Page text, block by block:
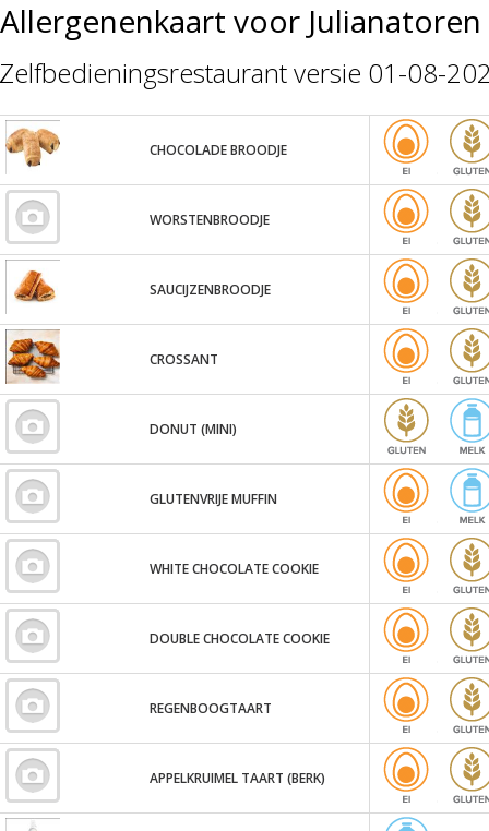
Allergenenkaart voor Julianatoren
Zelfbedieningsrestaurant versie 01-08-
CHOCOLADE BROODJE
WORSTENBROODJE
SAUCIJZENBROODJE
CROSSANT
DONUT (MINI)
GLUTENVRIJE MUFFIN
WHITE CHOCOLATE COOKIE
DOUBLE CHOCOLATE COOKIE
REGENBOOGTAART
APPELKRUIMEL TAART (BERK)